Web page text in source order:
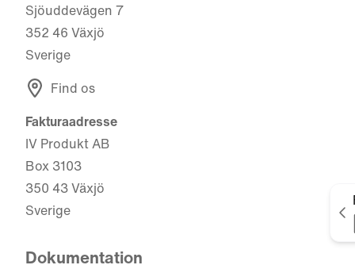
Sjöuddevägen 7
352 46 Växjö
Sverige
Find os
Fakturaadresse
IV Produkt AB
Box 3103
350 43 Växjö
Sverige
Dokumentation